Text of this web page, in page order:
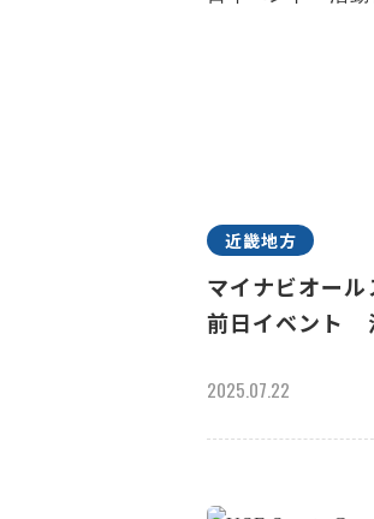
近畿地方
マイナビオー
前日イベント
2025.07.22